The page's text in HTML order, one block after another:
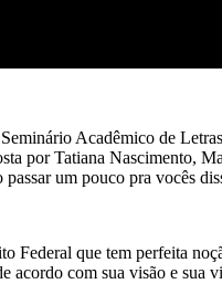
Acadêmico de
por Tatiana Nascimento,
um pouco pra vocês
que tem perfeita
acordo com sua visão e sua